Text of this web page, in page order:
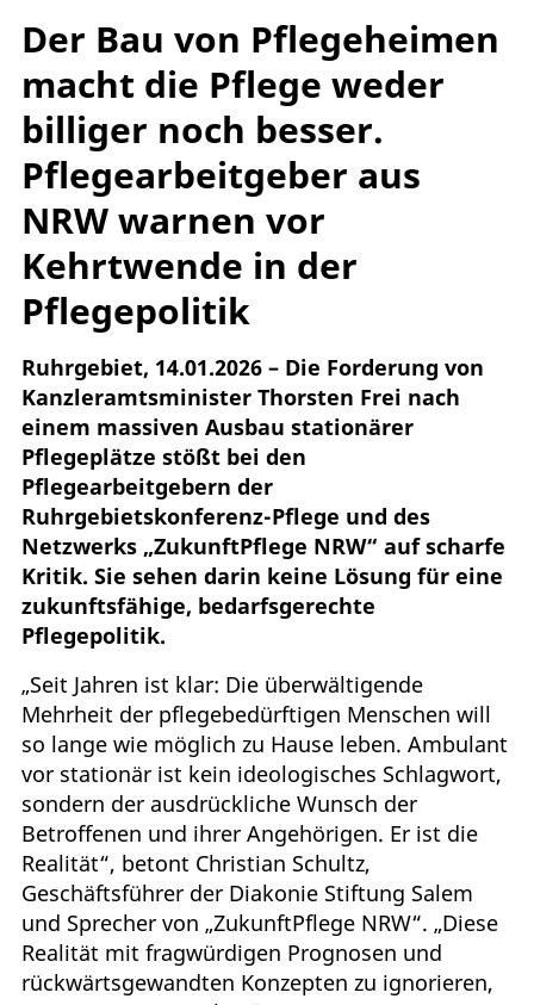
Der Bau von Pflegeheimen
macht die Pflege weder
billiger noch besser.
Pflegearbeitgeber aus
NRW warnen vor
Kehrtwende in der
Pflegepolitik
Ruhrgebiet, 14.01.2026 – Die Forderung von
Kanzleramtsminister Thorsten Frei nach
einem massiven Ausbau stationärer
Pflegeplätze stößt bei den
Pflegearbeitgebern der
Ruhrgebietskonferenz-Pflege und des
Netzwerks „ZukunftPflege NRW“ auf scharfe
Kritik. Sie sehen darin keine Lösung für eine
zukunftsfähige, bedarfsgerechte
Pflegepolitik.
„Seit Jahren ist klar: Die überwältigende
Mehrheit der pflegebedürftigen Menschen will
so lange wie möglich zu Hause leben. Ambulant
vor stationär ist kein ideologisches Schlagwort,
sondern der ausdrückliche Wunsch der
Betroffenen und ihrer Angehörigen. Er ist die
Realität“, betont Christian Schultz,
Geschäftsführer der Diakonie Stiftung Salem
und Sprecher von „ZukunftPflege NRW“. „Diese
Realität mit fragwürdigen Prognosen und
rückwärtsgewandten Konzepten zu ignorieren,